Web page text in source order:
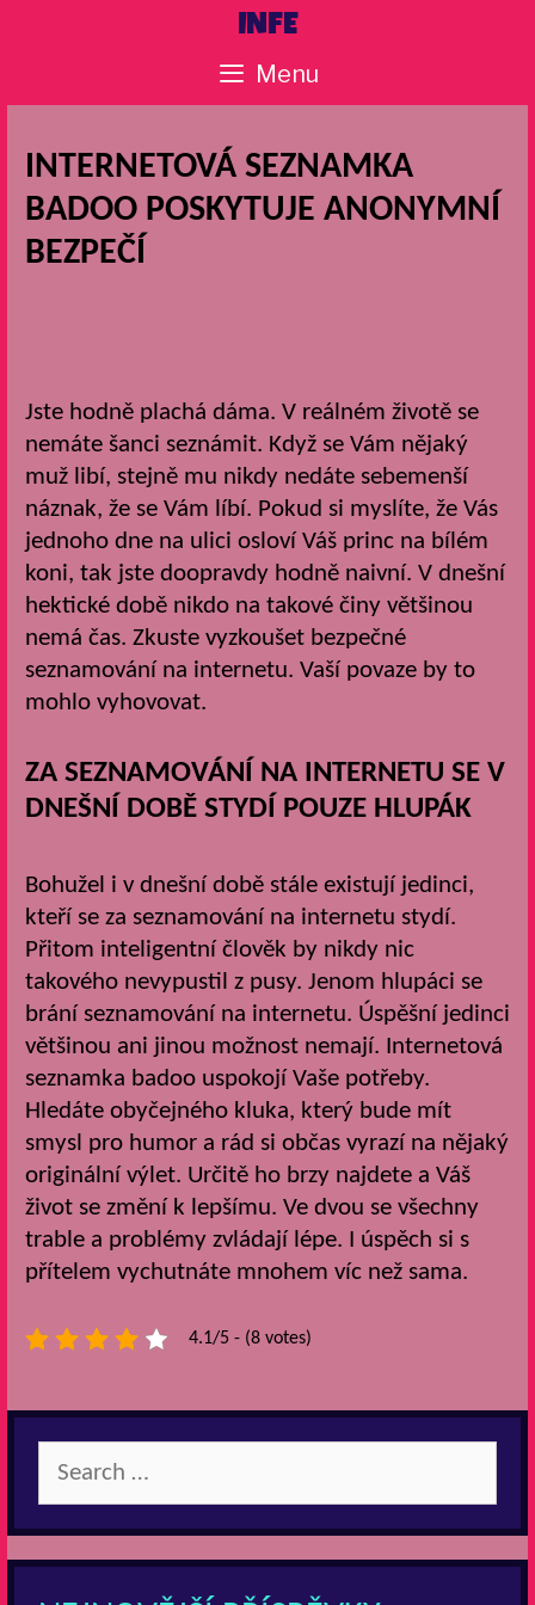
INFE
Menu
INTERNETOVÁ SEZNAMKA
BADOO POSKYTUJE ANONYMNÍ
BEZPEČÍ
Jste hodně plachá dáma. V reálném životě se
nemáte šanci seznámit. Když se Vám nějaký
muž libí, stejně mu nikdy nedáte sebemenší
náznak, že se Vám líbí. Pokud si myslíte, že Vás
jednoho dne na ulici osloví Váš princ na bílém
koni, tak jste doopravdy hodně naivní. V dnešní
hektické době nikdo na takové činy většinou
nemá čas. Zkuste vyzkoušet bezpečné
seznamování na internetu. Vaší povaze by to
mohlo vyhovovat.
ZA SEZNAMOVÁNÍ NA INTERNETU SE V
DNEŠNÍ DOBĚ STYDÍ POUZE HLUPÁK
Bohužel i v dnešní době stále existují jedinci,
kteří se za seznamování na internetu stydí.
Přitom inteligentní člověk by nikdy nic
takového nevypustil z pusy. Jenom hlupáci se
brání seznamování na internetu. Úspěšní jedinci
většinou ani jinou možnost nemají. Internetová
seznamka badoo uspokojí Vaše potřeby.
Hledáte obyčejného kluka, který bude mít
smysl pro humor a rád si občas vyrazí na nějaký
originální výlet. Určitě ho brzy najdete a Váš
život se změní k lepšímu. Ve dvou se všechny
trable a problémy zvládají lépe. I úspěch si s
přítelem vychutnáte mnohem víc než sama.
4.1/5 - (8 votes)
for: